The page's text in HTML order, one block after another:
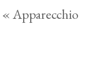
Apparecchio